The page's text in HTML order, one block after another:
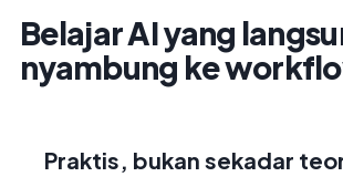
Belajar AI yang
nyambung ke
Praktis, bukan sekadar